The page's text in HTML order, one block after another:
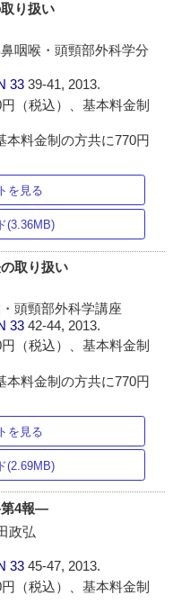
り扱い
咽喉・頭頸部外科学分
3339-41, 2013.
（税込）、基本料金制
本料金制の方共に770円
を見る
(3.36MB)
取り扱い
頭頸部外科学講座
3342-44, 2013.
（税込）、基本料金制
本料金制の方共に770円
を見る
(2.69MB)
第4報―
政弘
3345-47, 2013.
（税込）、基本料金制